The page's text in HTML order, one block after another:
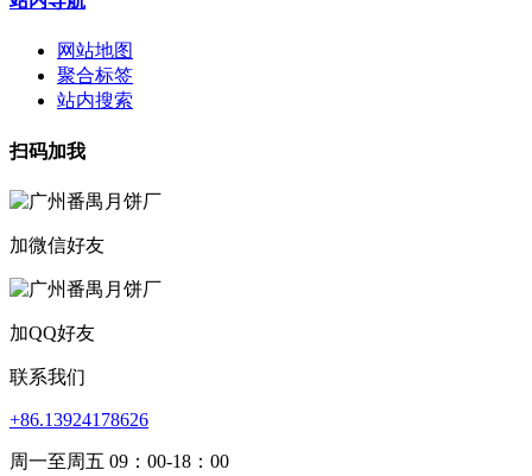
网站地图
聚合标签
站内搜索
扫码加我
加微信好友
加QQ好友
联系我们
+86.13924178626
周一至周五 09：00-18：00